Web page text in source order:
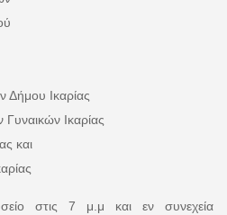
Ικαρίας
Ικαρίας
και
στις 7 μ.μ και εν συνεχεία